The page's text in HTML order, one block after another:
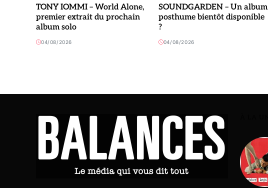
TONY IOMMI – World Alone,
premier extrait du prochain
album solo
04/08/2026
SOUNDGARDEN – Un album
posthume bientôt disponible
?
04/08/2026